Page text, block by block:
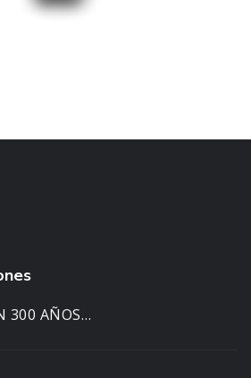
300 AÑOS…